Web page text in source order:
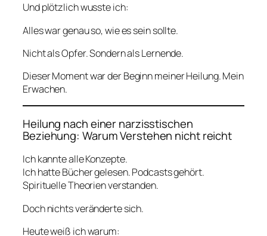
Und plötzlich wusste ich:
Alles war genau so, wie es sein sollte.
Nicht als Opfer. Sondern als Lernende.
Dieser Moment war der Beginn meiner Heilung. Mein
Erwachen.
Heilung nach einer narzisstischen
Beziehung: Warum Verstehen nicht reicht
Ich kannte alle Konzepte.
Ich hatte Bücher gelesen. Podcasts gehört.
Spirituelle Theorien verstanden.
Doch nichts veränderte sich.
Heute weiß ich warum: